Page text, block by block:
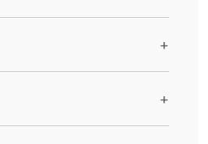
+
+